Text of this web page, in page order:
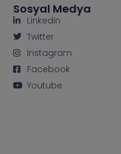
Sosyal Medya
Linkedin
Twitter
Instagram
Facebook
Youtube